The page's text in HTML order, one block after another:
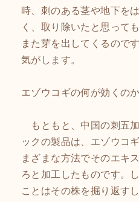
時、刺のある茎や地下を
く、取り除いたと思って
また芽を出してくるので
気がします。
エゾウコギの何が効くの
もともと、中国の刺五
ックの製品は、エゾウコ
まざまな方法でそのエキ
ろと加工したものです。
ことはその株を掘り返す